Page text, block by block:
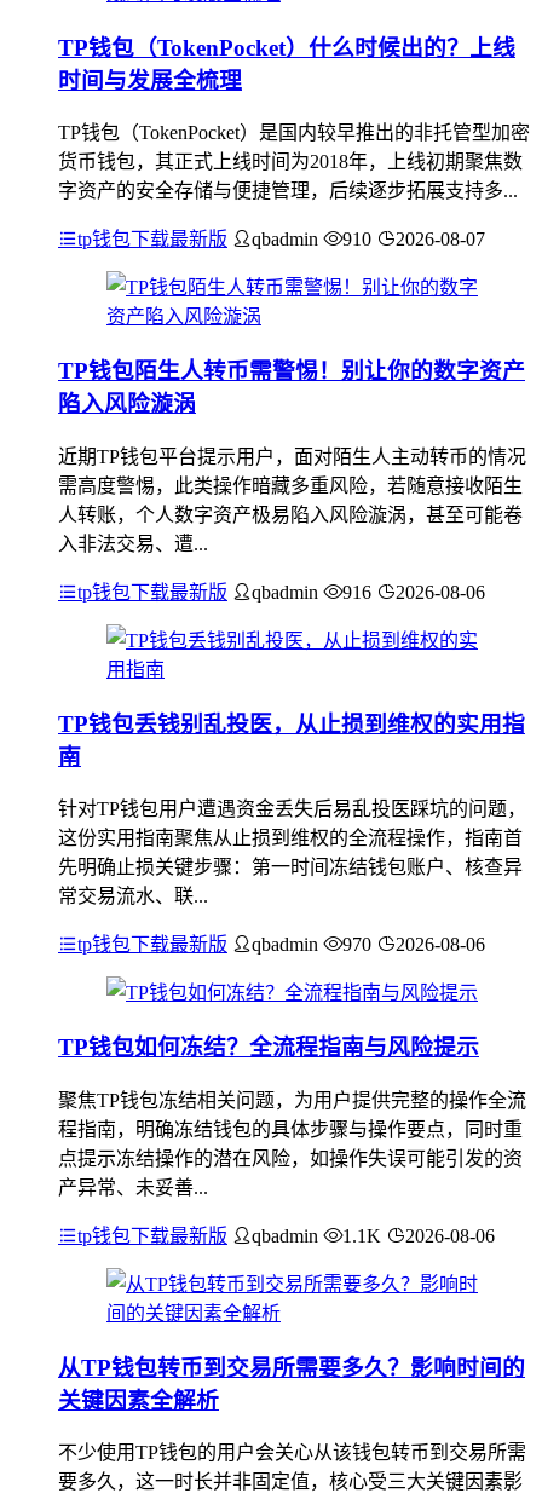
TP钱包（TokenPocket）什么时候出的？上线
时间与发展全梳理
TP钱包（TokenPocket）是国内较早推出的非托管型加密
货币钱包，其正式上线时间为2018年，上线初期聚焦数
字资产的安全存储与便捷管理，后续逐步拓展支持多...
tp钱包下载最新版 qbadmin 910 2026-08-07
TP钱包陌生人转币需警惕！别让你的数字资产
陷入风险漩涡
近期TP钱包平台提示用户，面对陌生人主动转币的情况
需高度警惕，此类操作暗藏多重风险，若随意接收陌生
人转账，个人数字资产极易陷入风险漩涡，甚至可能卷
入非法交易、遭...
tp钱包下载最新版 qbadmin 916 2026-08-06
TP钱包丢钱别乱投医，从止损到维权的实用指
南
针对TP钱包用户遭遇资金丢失后易乱投医踩坑的问题，
这份实用指南聚焦从止损到维权的全流程操作，指南首
先明确止损关键步骤：第一时间冻结钱包账户、核查异
常交易流水、联...
tp钱包下载最新版 qbadmin 970 2026-08-06
TP钱包如何冻结？全流程指南与风险提示
聚焦TP钱包冻结相关问题，为用户提供完整的操作全流
程指南，明确冻结钱包的具体步骤与操作要点，同时重
点提示冻结操作的潜在风险，如操作失误可能引发的资
产异常、未妥善...
tp钱包下载最新版 qbadmin 1.1K 2026-08-06
从TP钱包转币到交易所需要多久？影响时间的
关键因素全解析
不少使用TP钱包的用户会关心从该钱包转币到交易所需
要多久，这一时长并非固定值，核心受三大关键因素影